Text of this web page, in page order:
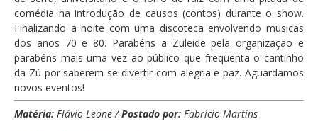
comédia na introdução de causos (contos) durante o show.
Finalizando a noite com uma discoteca envolvendo musicas
dos anos 70 e 80. Parabéns a Zuleide pela organização e
parabéns mais uma vez ao público que freqüenta o cantinho
da Zú por saberem se divertir com alegria e paz. Aguardamos
novos eventos!
Matéria: Flávio Leone /Postado por: Fabrício Martins